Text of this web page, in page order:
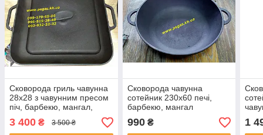
Сковорода гриль чавунна
28х28 з чавунним пресом
піч, барбекю, мангал,
груби
3 400 ₴ 3 500 ₴
Сковорода чавунна
сотейник 230х60 печі,
барбекю, мангал
990₴ 1